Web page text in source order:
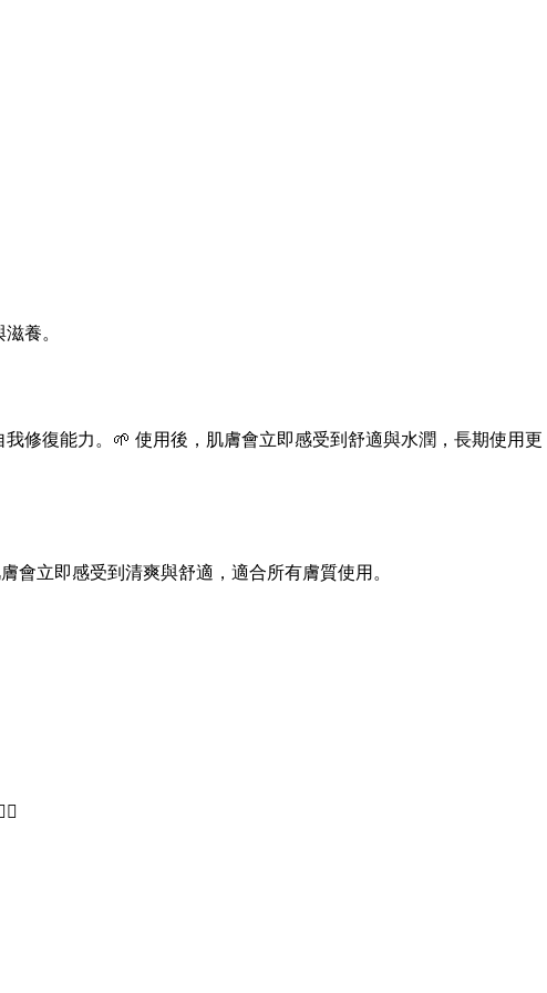
養。
修復能力。🌱 使用後，肌膚會立即感受到舒適與水潤，長期使用更
立即感受到清爽與舒適，適合所有膚質使用。